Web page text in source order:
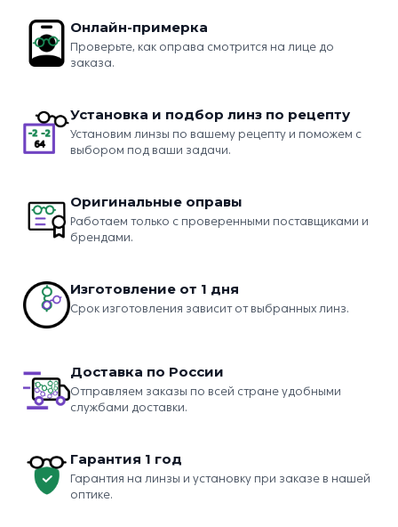
Онлайн-примерка
Проверьте, как оправа смотрится на лице до
заказа.
Установка и подбор линз по рецепту
Установим линзы по вашему рецепту и поможем с
выбором под ваши задачи.
Оригинальные оправы
Работаем только с проверенными поставщиками и
брендами.
Изготовление от 1 дня
Срок изготовления зависит от выбранных линз.
Доставка по России
Отправляем заказы по всей стране удобными
службами доставки.
Гарантия 1 год
Гарантия на линзы и установку при заказе в нашей
оптике.